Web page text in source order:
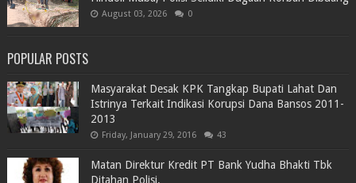
August 03, 2026 0
POPULAR POSTS
Masyarakat Desak KPK Tangkap Bupati Lahat Dan
Istrinya Terkait Indikasi Korupsi Dana Bansos 2011-
2013
Friday, January 29, 2016 43
Matan Direktur Kredit PT Bank Yudha Bhakti Tbk
Ditahan Polisi.